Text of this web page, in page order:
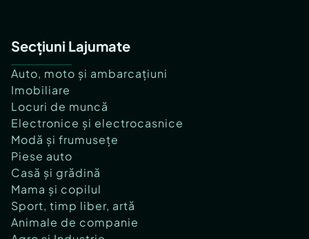
Secțiuni Lajumate
Auto, moto și ambarcațiuni
Imobiliare
Locuri de muncă
Electronice și electrocasnice
Modă și frumusețe
Piese auto
Casă și grădină
Mama și copilul
Sport, timp liber, artă
Animale de companie